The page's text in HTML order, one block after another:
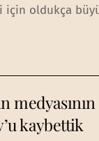
için oldukça
kaybettik